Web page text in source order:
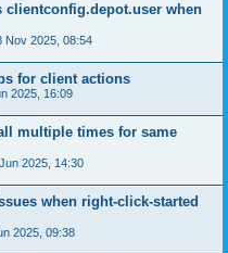
clientconfig.depot.user when
Nov 2025, 08:54
for client actions
2025, 16:09
multiple times for same
2025, 14:30
when right-click-started
2025, 09:38